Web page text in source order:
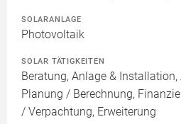
SOLARANLAGE
Photovoltaik
SOLAR TÄTIGKEITEN
Beratung, Anlage &
Planung / Berechnung,
/ Verpachtung, Erweiterung